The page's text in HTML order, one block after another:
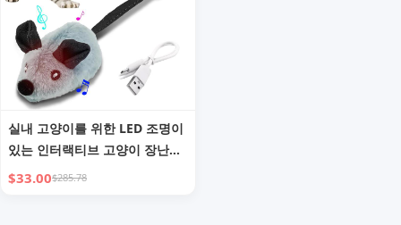
실내 고양이를 위한 LED 조명이
있는 인터랙티브 고양이 장난감
쥐, USB 충전식 고양이 쥐 장난
$33.00$285.78